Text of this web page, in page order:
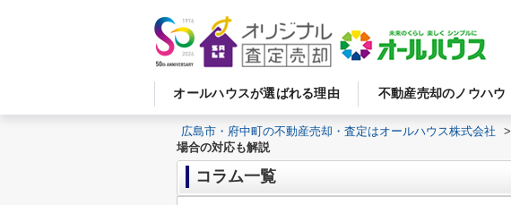
オールハウスが選ばれる理由 不動産売却のノウハウ
広島市・府中町の不動産売却・査定はオールハウス株式会社 >
場合の対応も解説
コラム一覧